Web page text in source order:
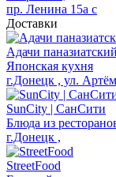
пр. Ленина 15а с
Доставки
Адачи
Японская кухня
г.Донецк , ул.
SunCity | СанСити
Блюда из
г.Донецк ,
StreetFood